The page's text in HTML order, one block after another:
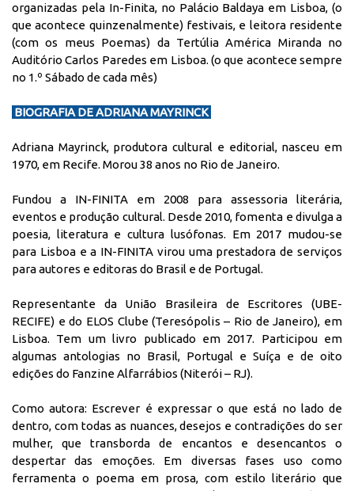
organizadas pela In-Finita, no Palácio Baldaya em Lisboa, (o
que acontece quinzenalmente) festivais, e leitora residente
(com os meus Poemas) da Tertúlia América Miranda no
Auditório Carlos Paredes em Lisboa. (o que acontece sempre
no 1.º Sábado de cada mês)
BIOGRAFIA DE ADRIANA MAYRINCK
Adriana Mayrinck, produtora cultural e editorial, nasceu em
1970, em Recife. Morou 38 anos no Rio de Janeiro.
Fundou a IN-FINITA em 2008 para assessoria literária,
eventos e produção cultural. Desde 2010, fomenta e divulga a
poesia, literatura e cultura lusófonas. Em 2017 mudou-se
para Lisboa e a IN-FINITA virou uma prestadora de serviços
para autores e editoras do Brasil e de Portugal.
Representante da União Brasileira de Escritores (UBE-
RECIFE) e do ELOS Clube (Teresópolis – Rio de Janeiro), em
Lisboa. Tem um livro publicado em 2017. Participou em
algumas antologias no Brasil, Portugal e Suíça e de oito
edições do Fanzine Alfarrábios (Niterói – RJ).
Como autora: Escrever é expressar o que está no lado de
dentro, com todas as nuances, desejos e contradições do ser
mulher, que transborda de encantos e desencantos o
despertar das emoções. Em diversas fases uso como
ferramenta o poema em prosa, com estilo literário que